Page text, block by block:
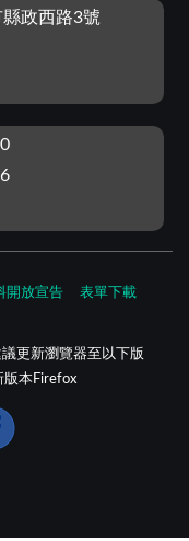
政西路3號
開放宣告 表單下載
更新瀏覽器至以下版
版本Firefox